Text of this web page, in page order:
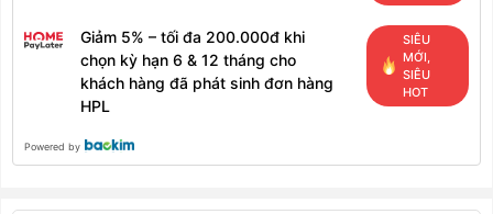
Giảm 5% – tối đa 200.000đ khi
chọn kỳ hạn 6 & 12 tháng cho
khách hàng đã phát sinh đơn hàng
HPL
SIÊU
MỚI,
SIÊU
HOT
Powered by